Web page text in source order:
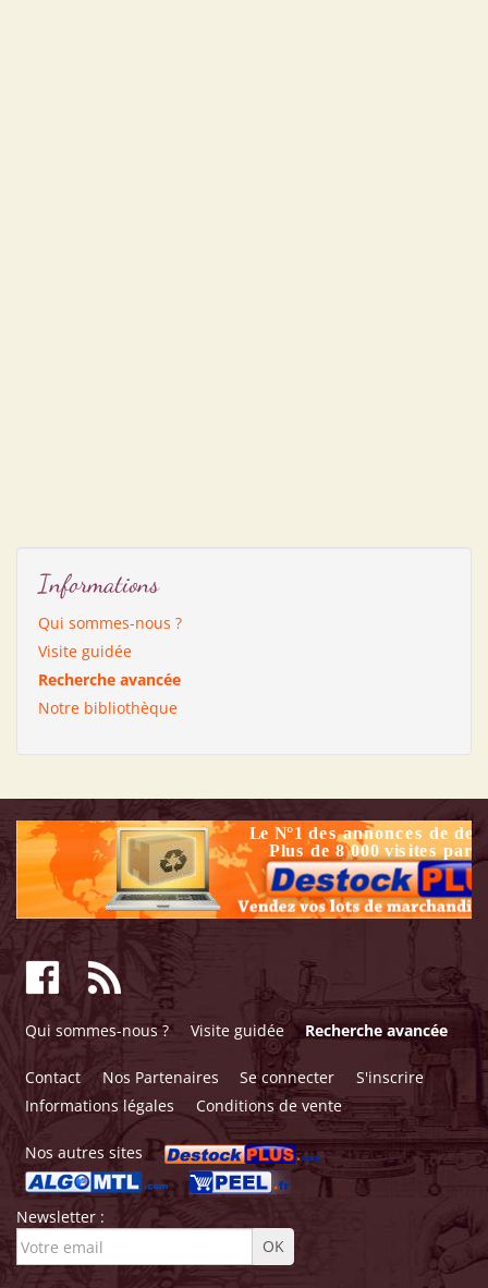
Informations
Qui sommes-nous ?
Visite guidée
Recherche avancée
Notre bibliothèque
Qui sommes-nous ? Visite guidée Recherche avancée
Contact Nos Partenaires Se connecter
S'inscrire
Informations légales
Conditions de vente
Nos autres sites
Newsletter :